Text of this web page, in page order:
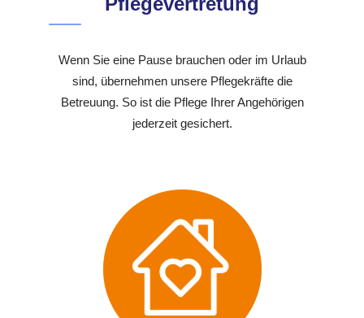
Wenn Sie eine Pause brauchen oder im Urlaub
sind, übernehmen unsere Pflegekräfte die
Betreuung. So ist die Pflege Ihrer Angehörigen
jederzeit gesichert.